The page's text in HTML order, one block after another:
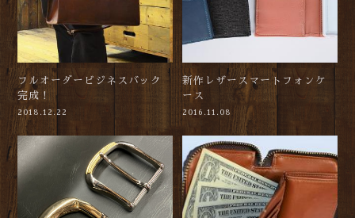
フルオーダービジネスバック
完成！
2018.12.22
新作レザースマートフォンケ
ース
2016.11.08